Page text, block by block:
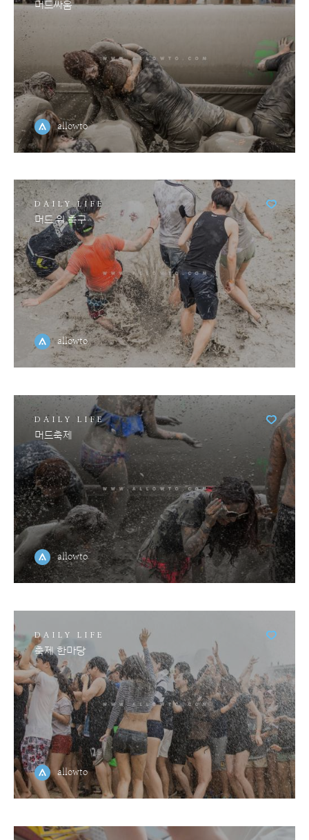
머드싸움
allowto
DAILY LIFE
머드 위 축구
allowto
DAILY LIFE
머드축제
allowto
DAILY LIFE
축제 한마당
allowto